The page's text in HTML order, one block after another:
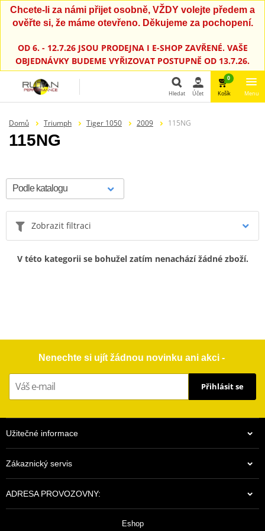
Chcete-li za námi přijet osobně, VŽDY volejte předem a
ověřte si, že máme otevřeno. Děkujeme za pochopení.
OD 6. - 12.7.26 JSOU PRODEJNA I E-SHOP ZAVŘENÉ. VAŠE
OBJEDNÁVKY BUDEME VYŘIZOVAT POSTUPNĚ OD 13.7.26.
Hledat Účet
0
Košík Menu
Domů Triumph Tiger 1050 2009 115NG
115NG
Zobrazit filtraci
V této kategorii se bohužel zatím nenachází žádné zboží.
Nenechte si ujít žádnou novinku ani akci -
Přihlásit se
Užitečné informace
Zákaznický servis
ADRESA PROVOZOVNY:
Eshop